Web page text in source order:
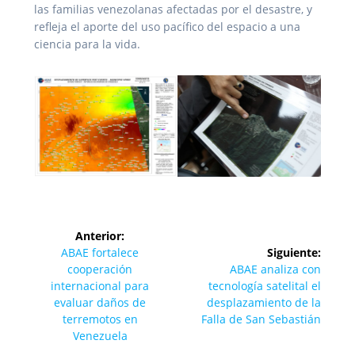
las familias venezolanas afectadas por el desastre, y
refleja el aporte del uso pacífico del espacio a una
ciencia para la vida.
Navegación
entradas
Anterior:
Entrada
anterior:
ABAE fortalece
cooperación
internacional para
evaluar daños de
terremotos en
Venezuela
Siguiente:
Siguiente
entrada:
ABAE analiza con
tecnología satelital el
desplazamiento de la
Falla de San Sebastián